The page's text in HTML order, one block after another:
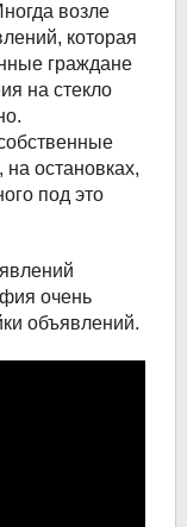
возле
которая
граждане
на стекло
остановках,
под это
очень
объявлений.